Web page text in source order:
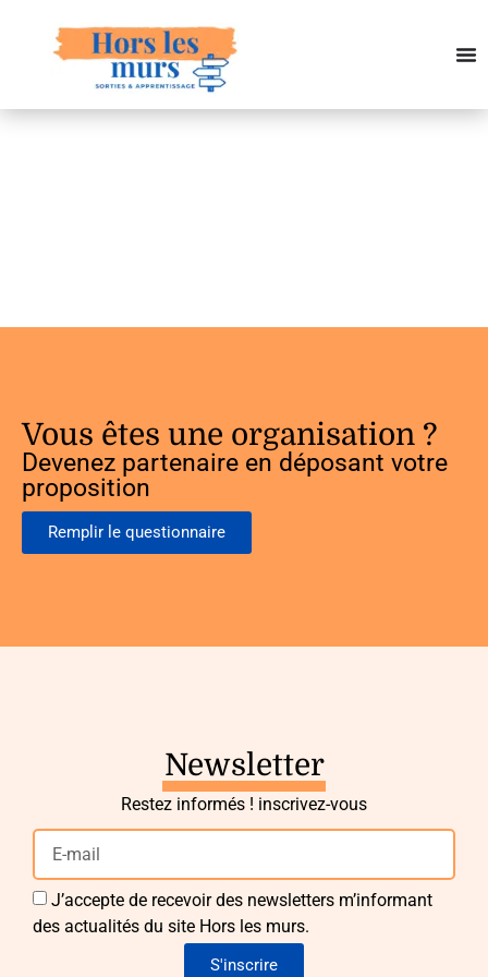
Vous êtes une organisation ?
Devenez partenaire en déposant votre
proposition
Remplir le questionnaire
Newsletter
Restez informés ! inscrivez-vous
J’accepte de recevoir des newsletters m’informant
des actualités du site Hors les murs.
S'inscrire